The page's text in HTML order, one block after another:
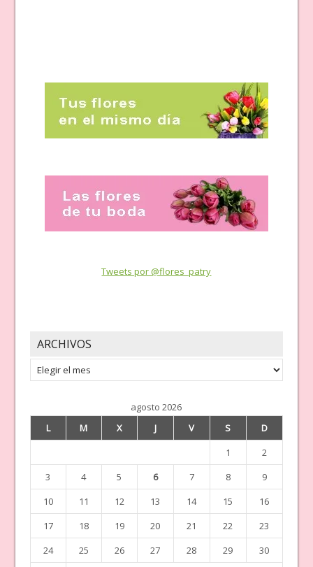
Tweets por @flores_patry
ARCHIVOS
Archivos
agosto 2026
L
M X J V S
D
1
2
3
4 5 6 7 8
9
10
11 12 13 14 15
16
17
18 19 20 21 22
23
24
25 26 27 28 29
30